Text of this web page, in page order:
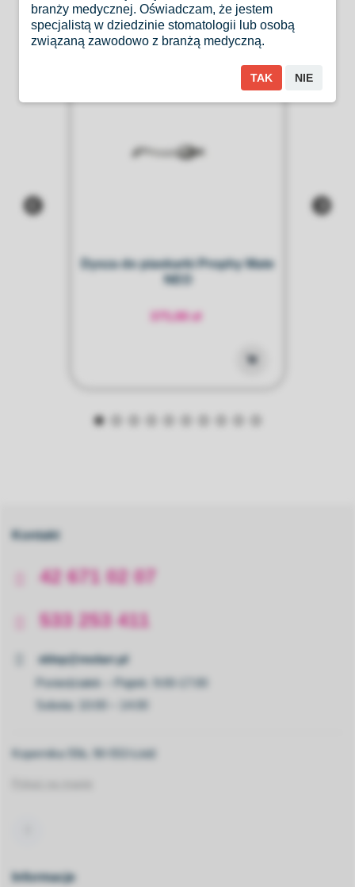
Dysza do piaskarki Prophy Mate
NEO
375,00 zł
Kontakt
42 671 02 07
533 253 411
sklep@molarr.pl
Poniedziałek – Piątek: 9:00-17:00
Sobota: 10:00 – 14:00
Kopernika 55b, 90-553 Łódź
Informacje
branży medycznej. Oświadczam, że jestem
specjalistą w dziedzinie stomatologii lub osobą
związaną zawodowo z branżą medyczną.
TAK NIE